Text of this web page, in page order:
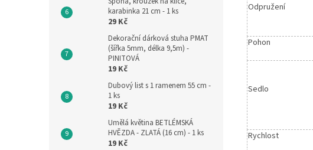
karabinka 21 cm - 1 ks
29 Kč
Dekorační dárková stuha PMAT
(šířka 5mm, délka 9,5m) -
PINITOVÁ
19 Kč
Dubový list s 1 ramenem 55 cm -
1 ks
19 Kč
Umělá květina BETLÉMSKÁ
HVĚZDA - ZLATÁ (16 cm) - 1 ks
19 Kč
Odpružení
Pohon
Sedlo
Rychlost